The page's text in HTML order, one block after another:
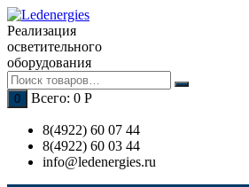
Перейти
к
содержимому
Реализация
осветительного
оборудования
0 Всего: 0 Р
8(4922) 60 07 44
8(4922) 60 03 44
info@ledenergies.ru